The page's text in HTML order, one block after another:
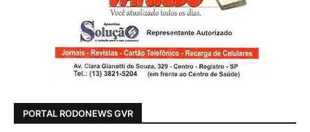
PORTAL RODONEWS GVR